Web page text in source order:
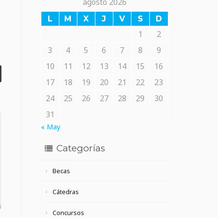
L M X J V S D
1
2
3
4 5 6 7 8
9
10
11 12 13 14 15
16
17
18 19 20 21 22
23
24
25 26 27 28 29
30
31
« May
Categorías
Becas
Cátedras
Concursos